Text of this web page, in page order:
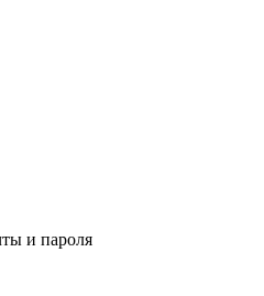
и пароля